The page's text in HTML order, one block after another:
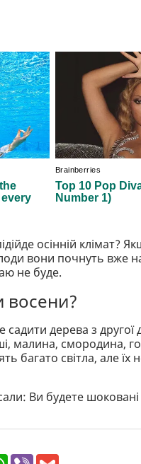
осінній клімат?
вони почнуть вже
не буде.
садити дерева з
малина, смородина,
багато світла, але
Ви будете шоковані
W V